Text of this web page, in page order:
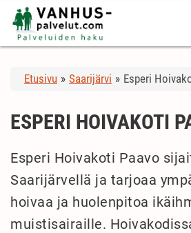
Etusivu » Saarijärvi » Esperi
ESPERI HOIVAKOTI
Esperi Hoivakoti Paavo
Saarijärvellä ja tarjoaa
hoivaa ja huolenpitoa
muistisairaille.